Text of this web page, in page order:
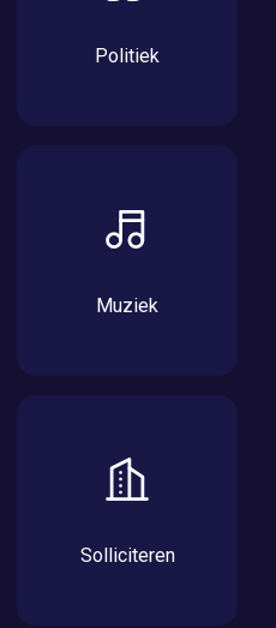
Politiek
Muziek
Solliciteren